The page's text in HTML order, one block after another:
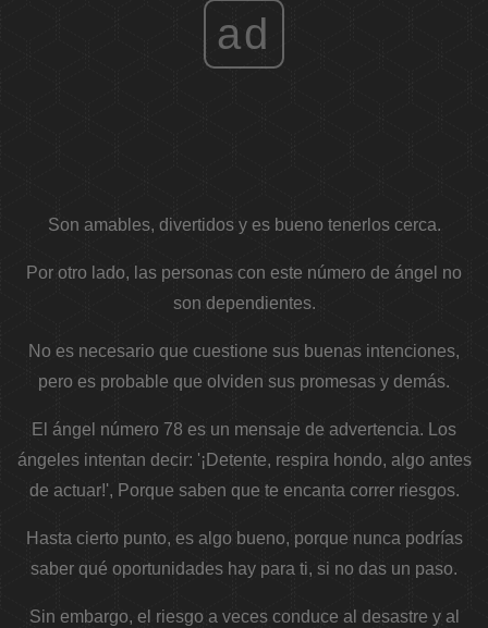
ad
Son amables, divertidos y es bueno tenerlos cerca.
Por otro lado, las personas con este número de ángel no
son dependientes.
No es necesario que cuestione sus buenas intenciones,
pero es probable que olviden sus promesas y demás.
El ángel número 78 es un mensaje de advertencia. Los
ángeles intentan decir: '¡Detente, respira hondo, algo antes
de actuar!', Porque saben que te encanta correr riesgos.
Hasta cierto punto, es algo bueno, porque nunca podrías
saber qué oportunidades hay para ti, si no das un paso.
Sin embargo, el riesgo a veces conduce al desastre y al